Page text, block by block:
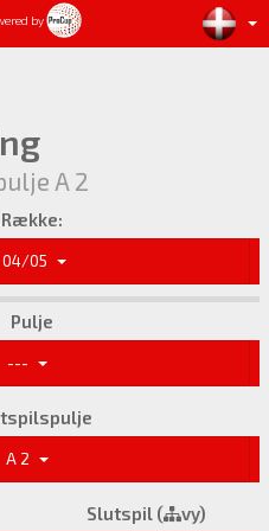
by
A 2
Række:
04/05
Pulje
---
A 2
Slutspil ( vy)